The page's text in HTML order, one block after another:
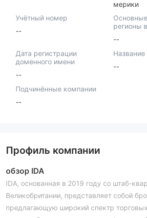
мерики
Учётный номер
--
регионы
--
Дата регистрации
доменного имени
--
Название
--
Подчинённые компании
--
Профиль компании
обзор IDA
IDA, основанная в 2019 году со штаб-
Великобритании, представляет собой
предлагающую широкий спектр